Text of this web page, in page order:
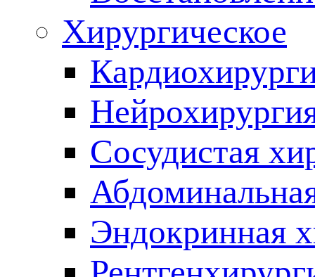
Хирургическое
Сосудистая
Эндокринная